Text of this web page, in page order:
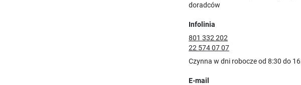
doradców
Infolinia
801 332 202
22 574 07 07
Czynna w dni robocze od 8:30 do
E-mail